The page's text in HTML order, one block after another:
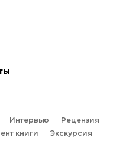
Интервью
Рецензия
книги Экскурсия